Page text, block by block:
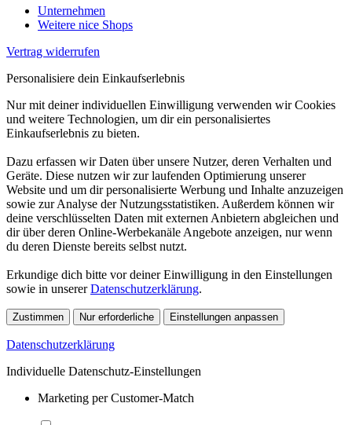
Unternehmen
Weitere nice Shops
Vertrag widerrufen
Personalisiere dein Einkaufserlebnis
Nur mit deiner individuellen Einwilligung verwenden wir Cookies
und weitere Technologien, um dir ein personalisiertes
Einkaufserlebnis zu bieten.
Dazu erfassen wir Daten über unsere Nutzer, deren Verhalten und
Geräte. Diese nutzen wir zur laufenden Optimierung unserer
Website und um dir personalisierte Werbung und Inhalte anzuzeigen
sowie zur Analyse der Nutzungsstatistiken. Außerdem können wir
deine verschlüsselten Daten mit externen Anbietern abgleichen und
dir über deren Online-Werbekanäle Angebote anzeigen, nur wenn
du deren Dienste bereits selbst nutzt.
Erkundige dich bitte vor deiner Einwilligung in den Einstellungen
sowie in unsererDatenschutzerklärung.
Zustimmen Nur erforderliche Einstellungen anpassen
Datenschutzerklärung
Individuelle Datenschutz-Einstellungen
Marketing per Customer-Match